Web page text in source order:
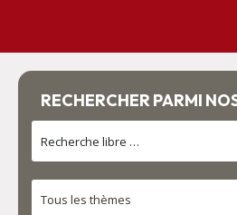
RECHERCHER PARMI